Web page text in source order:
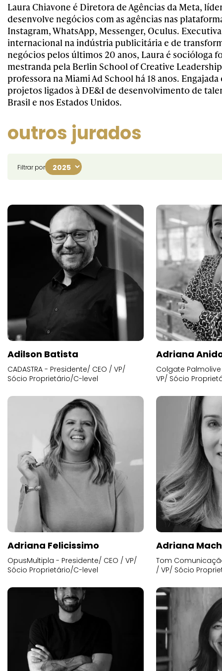
Laura Chiavone é Diretora de Agências da Meta,
desenvolve negócios com as agências nas
Instagram, WhatsApp, Messenger, Oculus.
internacional na indústria publicitária e de
negócios pelos últimos 20 anos, Laura é socióloga
mestranda pela Berlin School of Creative
professora na Miami Ad School há 18 anos.
projetos ligados à DE&I de desenvolvimento de
Brasil e nos Estados Unidos.
outros jurados
Filtrar por
Adilson Batista
CADASTRA - Presidente/ CEO / VP/
Sócio Proprietário/C-level
Adriana
Colgate
VP/ Sócio
Adriana Felicissimo
OpusMultipla - Presidente/ CEO / VP/
Sócio Proprietário/C-level
Adriana
Tom
/ VP/ Sócio